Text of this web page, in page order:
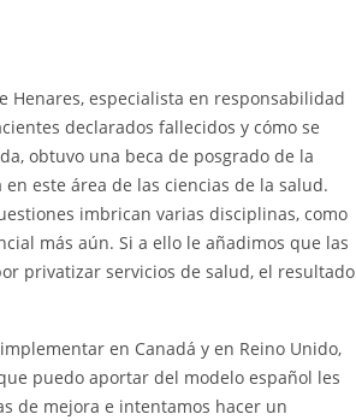
Henares, especialista en responsabilidad
declarados fallecidos y cómo se
obtuvo una beca de posgrado de la
este área de las ciencias de la salud.
imbrican varias disciplinas, como
más aún. Si a ello le añadimos que las
privatizar servicios de salud, el resultado
en Canadá y en Reino Unido,
puedo aportar del modelo español les
de mejora e intentamos hacer un